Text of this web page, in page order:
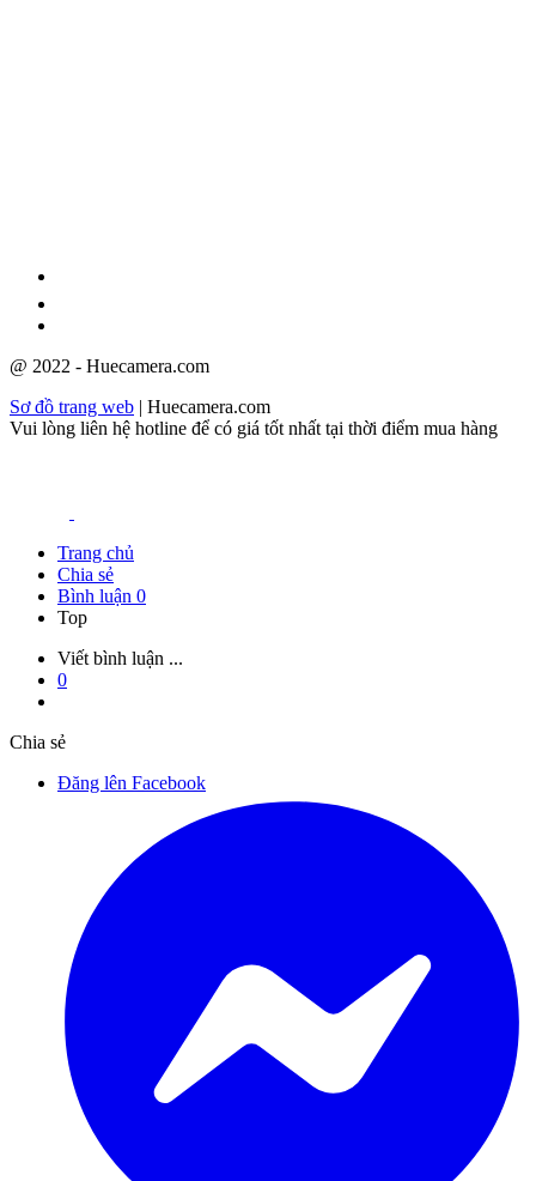
@ 2022 - Huecamera.com
Sơ đồ trang web | Huecamera.com
Vui lòng liên hệ hotline để có giá tốt nhất tại thời điểm mua hàng
Trang chủ
Chia sẻ
Bình luận 0
Top
Viết bình luận ...
0
Chia sẻ
Đăng lên Facebook